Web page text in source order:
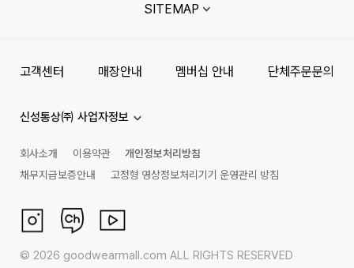
SITEMAP
고객센터 매장안내 멤버십 안내 단체주문문의
신성통상㈜ 사업자정보
회사소개 이용약관
개인정보처리방침
채무지급보증안내
고정형 영상정보처리기기 운영관리 방침
© 2026 goodwearmall.com ALL RIGHTS RESERVED